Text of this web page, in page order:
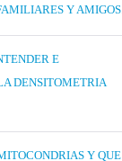
Y AMIGOS.
E
DENSITOMETRIA
Y QUE